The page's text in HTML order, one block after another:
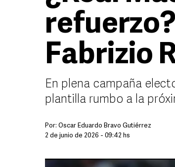
Fabrizio
En plena campaña
plantilla rumbo a la
Por: Oscar Eduardo Bravo Gutiérrez
2 de junio de 2026 - 09:42 hs